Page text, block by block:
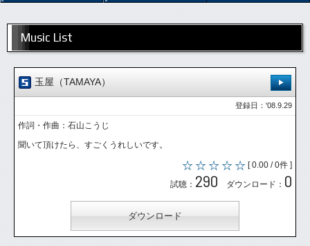
Music List
玉屋（TAMAYA）
登録日：'08.9.29
作詞・作曲：石山こうじ
聞いて頂けたら、すごくうれしいです。
[ 0.00 / 0件 ]
試聴： 290 ダウンロード： 0
ダウンロード